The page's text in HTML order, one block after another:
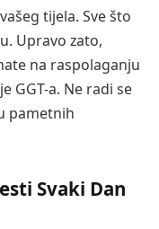
tijela. Sve što
Upravo zato,
na raspolaganju
GGT-a. Ne radi se
pametnih
Svaki Dan